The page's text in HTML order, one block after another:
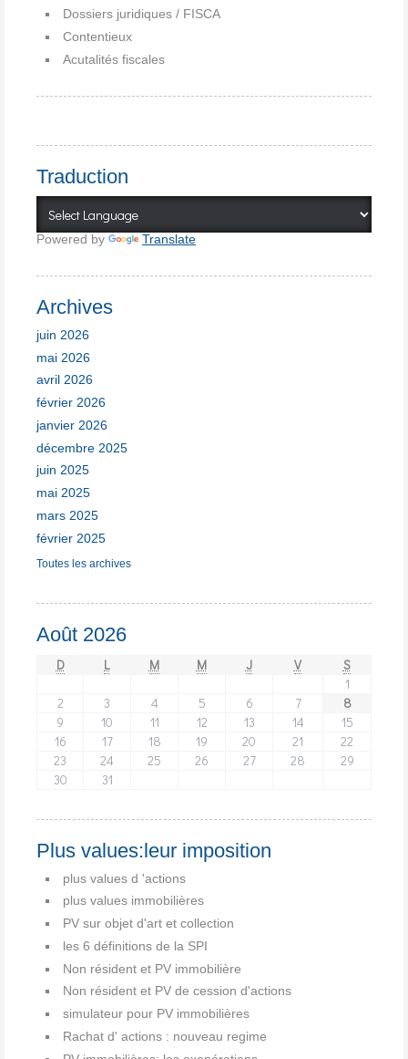
Dossiers juridiques / FISCA
Contentieux
Acutalités fiscales
Traduction
Powered by Translate
Archives
juin 2026
mai 2026
avril 2026
février 2026
janvier 2026
décembre 2025
juin 2025
mai 2025
mars 2025
février 2025
Toutes les archives
Août 2026
D L M M J V
S
1
2
3 4 5 6 7
8
9
10 11 12 13 14
15
16
17 18 19 20 21
22
23
24 25 26 27 28
29
30
31
Plus values:leur imposition
plus values d 'actions
plus values immobilières
PV sur objet d'art et collection
les 6 définitions de la SPI
Non résident et PV immobilière
Non résident et PV de cession d'actions
simulateur pour PV immobilières
Rachat d' actions : nouveau regime